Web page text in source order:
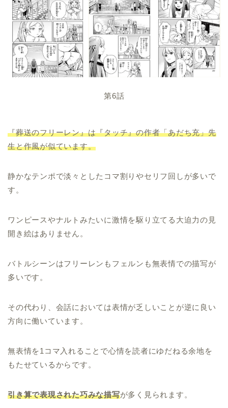
第6話
『葬送のフリーレン』は『タッチ』の作者「あだち充」先
生と作風が似ています。
静かなテンポで淡々としたコマ割りやセリフ回しが多いで
す。
ワンピースやナルトみたいに激情を駆り立てる大迫力の見
開き絵はありません。
バトルシーンはフリーレンもフェルンも無表情での描写が
多いです。
その代わり、会話においては表情が乏しいことが逆に良い
方向に働いています。
無表情を1コマ入れることで心情を読者にゆだねる余地を
もたせているからです。
引き算で表現された巧みな描写が多く見られます。